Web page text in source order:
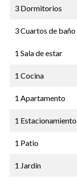
3 Dormitorios
3 Cuartos de baño
1 Sala de estar
1 Cocina
1 Apartamento
1 Estacionamiento
1 Patio
1 Jardín